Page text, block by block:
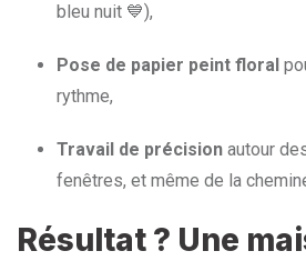
bleu nuit 💙),
Pose de papier peint floral
rythme,
Travail de précision autour
fenêtres, et même de la
Résultat ? Une